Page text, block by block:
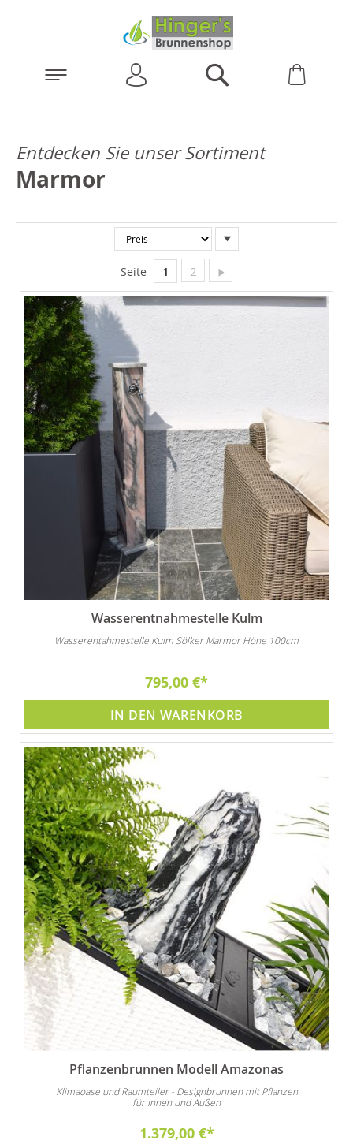
Entdecken Sie unser Sortiment
Marmor
absteigender
Seite Sie lesen gerade Seite
1 Seite
2
Wasserentnahmestelle Kulm
Wasserentahmestelle Kulm Sölker Marmor Höhe 100cm
795,00 €
IN DEN WARENKORB
Pflanzenbrunnen Modell Amazonas
Klimaoase und Raumteiler - Designbrunnen mit Pflanzen
für Innen und Außen
1.379,00 €